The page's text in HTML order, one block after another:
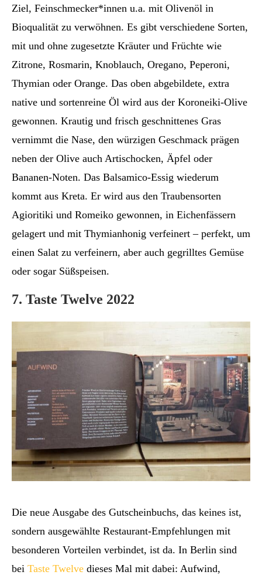
Ziel, Feinschmecker*innen u.a. mit Olivenöl in
Bioqualität zu verwöhnen. Es gibt verschiedene Sorten,
mit und ohne zugesetzte Kräuter und Früchte wie
Zitrone, Rosmarin, Knoblauch, Oregano, Peperoni,
Thymian oder Orange. Das oben abgebildete, extra
native und sortenreine Öl wird aus der Koroneiki-Olive
gewonnen. Krautig und frisch geschnittenes Gras
vernimmt die Nase, den würzigen Geschmack prägen
neben der Olive auch Artischocken, Äpfel oder
Bananen-Noten. Das Balsamico-Essig wiederum
kommt aus Kreta. Er wird aus den Traubensorten
Agioritiki und Romeiko gewonnen, in Eichenfässern
gelagert und mit Thymianhonig verfeinert – perfekt, um
einen Salat zu verfeinern, aber auch gegrilltes Gemüse
oder sogar Süßspeisen.
7. Taste Twelve 2022
Die neue Ausgabe des Gutscheinbuchs, das keines ist,
sondern ausgewählte Restaurant-Empfehlungen mit
besonderen Vorteilen verbindet, ist da. In Berlin sind
bei Taste Twelve dieses Mal mit dabei: Aufwind,